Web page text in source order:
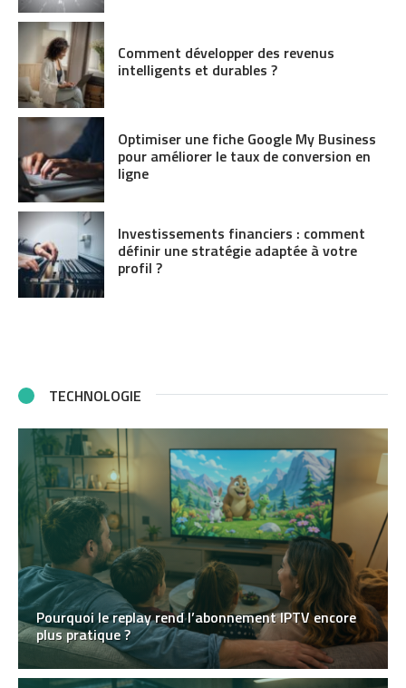
Comment développer des revenus
intelligents et durables ?
Optimiser une fiche Google My Business
pour améliorer le taux de conversion en
ligne
Investissements financiers : comment
définir une stratégie adaptée à votre
profil ?
TECHNOLOGIE
Pourquoi le replay rend l’abonnement IPTV encore
plus pratique ?